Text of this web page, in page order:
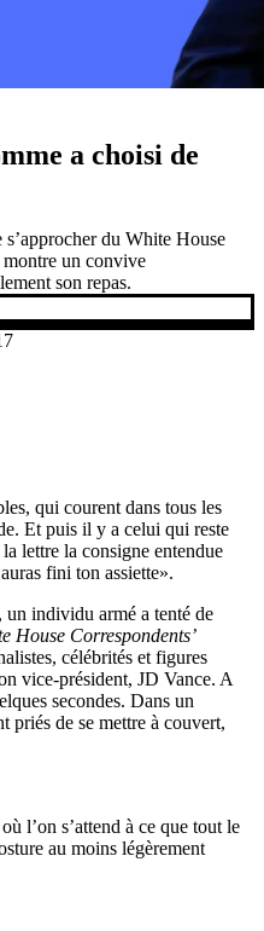
a choisi de
du White House
montre un convive
son repas.
qui courent dans tous les
Et puis il y a celui qui reste
lettre la consigne entendue
fini ton assiette».
un individu armé a tenté de
House Correspondents’
célébrités et figures
vice-président, JD Vance. A
secondes. Dans un
priés de se mettre à couvert,
l’on s’attend à ce que tout le
au moins légèrement